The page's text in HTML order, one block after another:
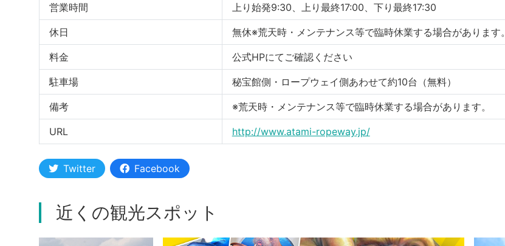
営業時間 上り始発9:30、上り最終17:00、下り最終17:30
休日 無休※荒天時・メンテナンス等で臨時休業する場合があります。
料金 公式HPにてご確認ください
駐車場 秘宝館側・ロープウェイ側あわせて約10台（無料）
備考 ※荒天時・メンテナンス等で臨時休業する場合があります。
URL http://www.atami-ropeway.jp/
Twitter Facebook
近くの観光スポット